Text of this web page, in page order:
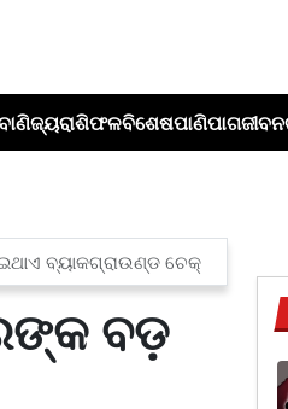
ରାଶିଫଳବିଶେଷପାଣିପାଗ
ବ୍ୟାକଗ୍ରାଉଣ୍ଡ ଚେକ୍‌
ବଡ଼